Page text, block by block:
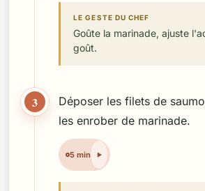
LE GESTE DU CHEF
Goûte la marinade, ajuste
goût.
3
Déposer les filets de
les enrober de marinade.
5 min